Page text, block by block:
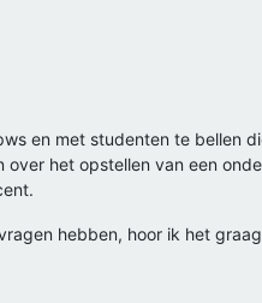
en met studenten te bellen
het opstellen van een
hebben, hoor ik het